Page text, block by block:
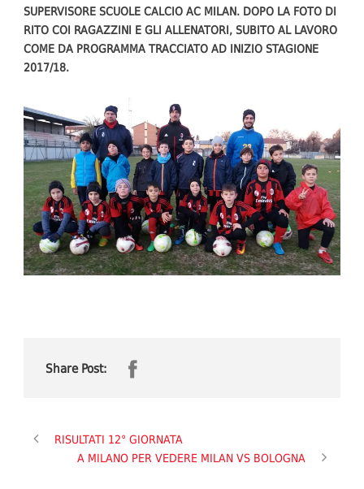
SUPERVISORE SCUOLE CALCIO AC MILAN. DOPO LA FOTO DI
RITO COI RAGAZZINI E GLI ALLENATORI, SUBITO AL LAVORO
COME DA PROGRAMMA TRACCIATO AD INIZIO STAGIONE
2017/18.
Share Post:
RISULTATI 12° GIORNATA
A MILANO PER VEDERE MILAN VS BOLOGNA